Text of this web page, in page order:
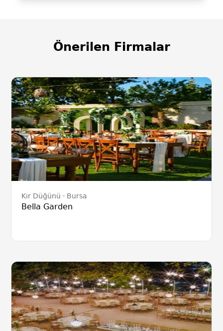
Önerilen Firmalar
Kır Düğünü Bursa
Bella Garden